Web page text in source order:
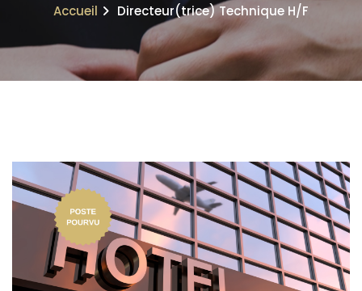
Accueil Directeur(trice) Technique H/F